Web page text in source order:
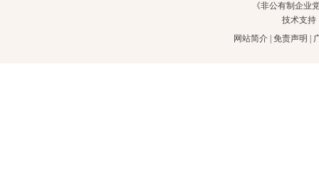
《非公有制企
技术支持
网站简介 免责声明